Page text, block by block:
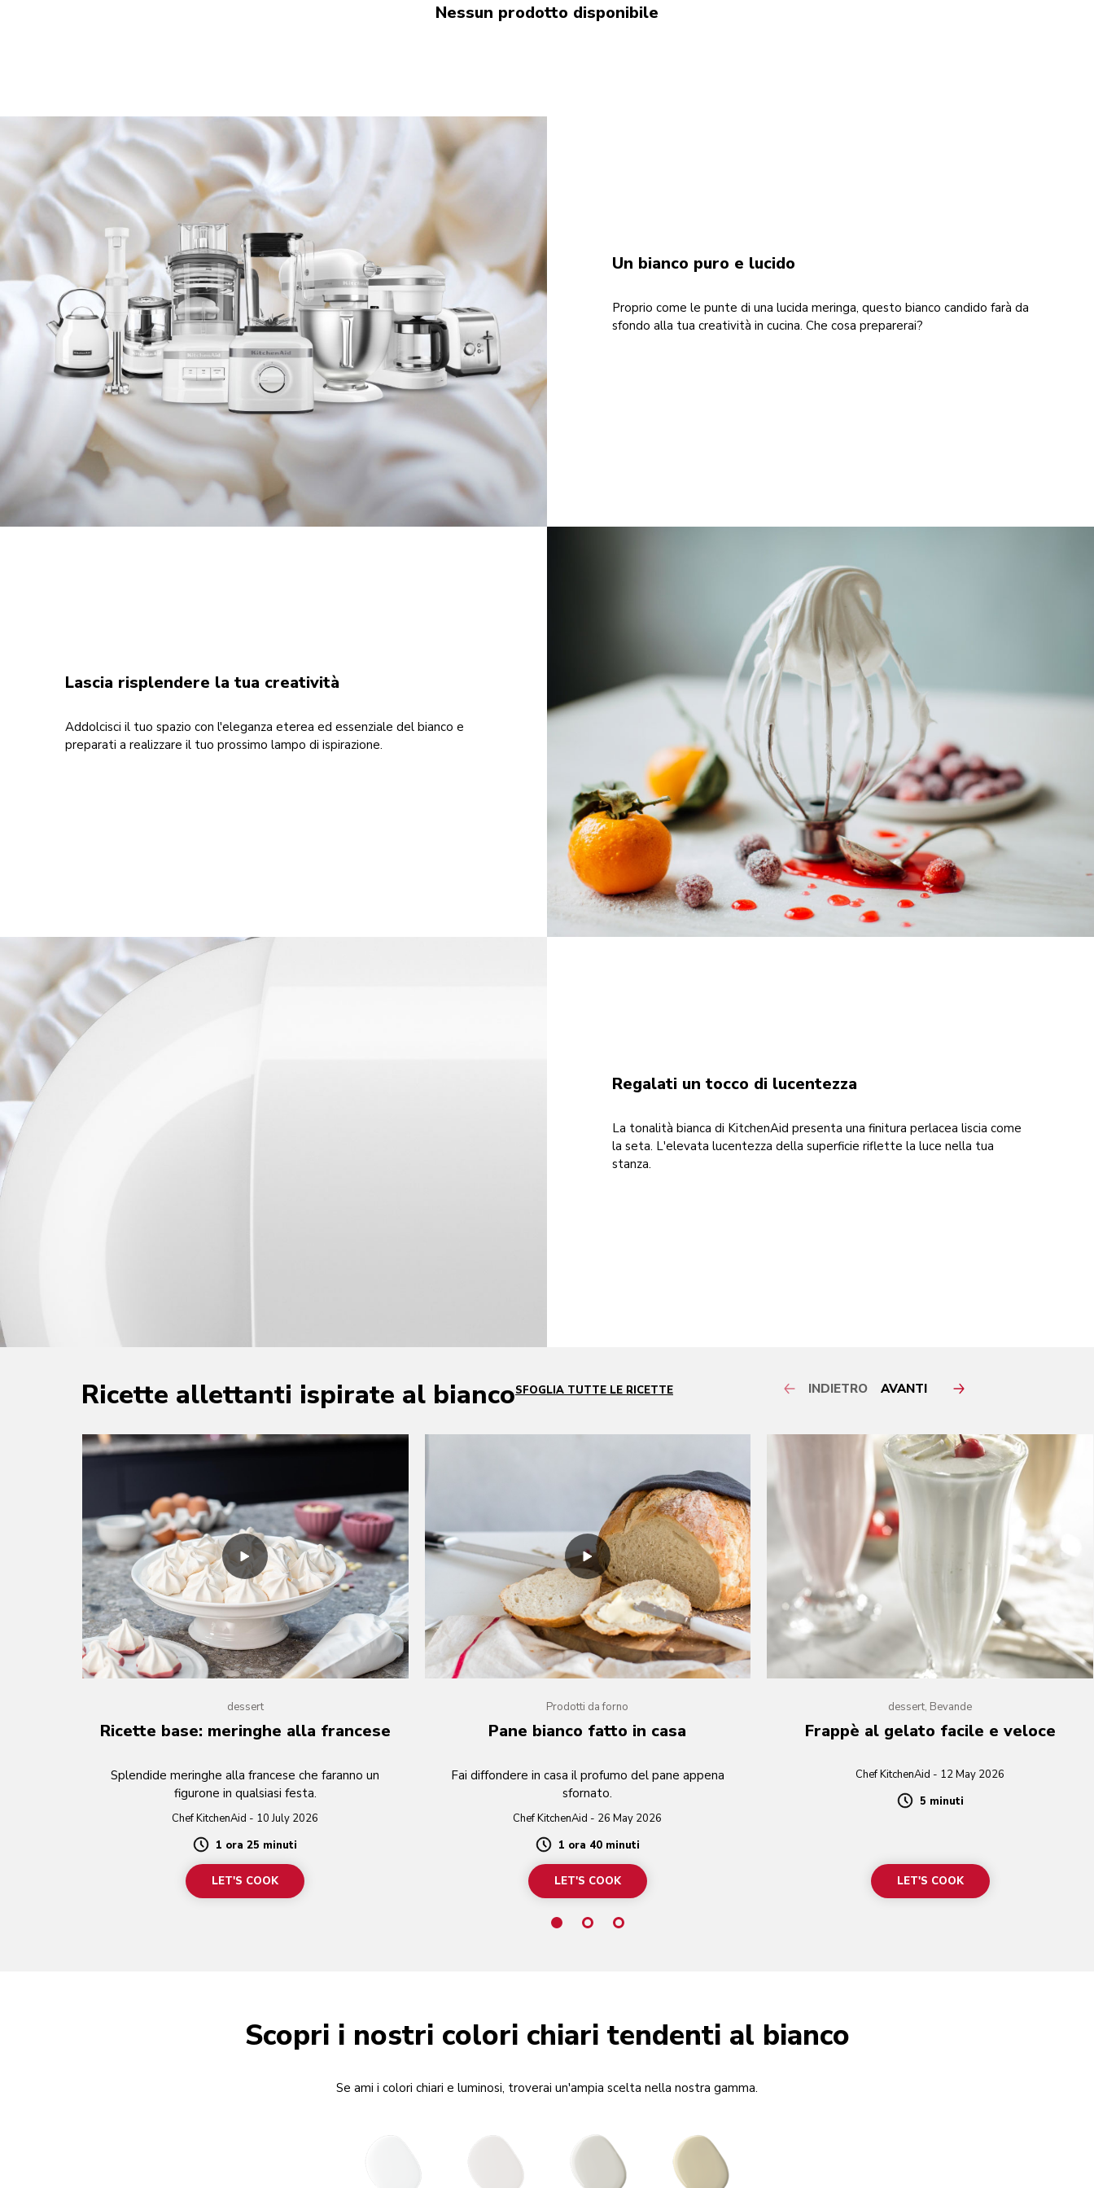
Nessun prodotto disponibile
Un bianco puro e lucido
Proprio come le punte di una lucida meringa, questo bianco candido farà da
sfondo alla tua creatività in cucina. Che cosa preparerai?
Lascia risplendere la tua creatività
Addolcisci il tuo spazio con l'eleganza eterea ed essenziale del bianco e
preparati a realizzare il tuo prossimo lampo di ispirazione.
Regalati un tocco di lucentezza
La tonalità bianca di KitchenAid presenta una finitura perlacea liscia come
la seta. L'elevata lucentezza della superficie riflette la luce nella tua
stanza.
Ricette allettanti ispirate al biancoSFOGLIA TUTTE LE RICETTE INDIETRO AVANTI
dessert
Ricette base: meringhe alla francese
Splendide meringhe alla francese che faranno un
figurone in qualsiasi festa.
Chef KitchenAid - 10 July 2026
Duration1 ora 25 minuti
LET'S COOK
Prodotti da forno
Pane bianco fatto in casa
Fai diffondere in casa il profumo del pane appena
sfornato.
Chef KitchenAid - 26 May 2026
Duration1 ora 40 minuti
LET'S COOK
dessert, Bevande
Frappè al gelato facile e veloce
Chef KitchenAid - 12 May 2026
Duration
5 minuti
LET'S COOK
Scopri i nostri colori chiari tendenti al bianco
Se ami i colori chiari e luminosi, troverai un'ampia scelta nella nostra gamma.